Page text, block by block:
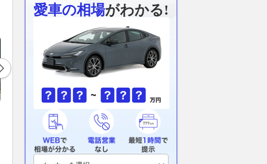
オンロードが気持ちよくなっ
た！ ロイヤルエンフィールド
「ヒマラヤヒマラヤ450」は空
冷時代の「411」とは別物!? ～
高梨はづきのきおくきろく。～
2027年のスーパーフォーミュ
ラは今季同様12レースを予定。
テスト日程は検討中……欧州ド
ライバーが参加しやすい環境
愛車の相場がわかる!